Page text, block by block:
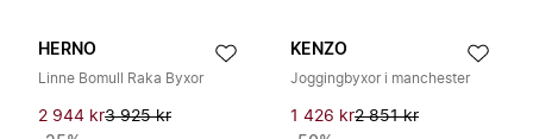
HERNO
Linne Bomull Raka Byxor
2 944 kr3 925 kr
KENZO
Joggingbyxor i manchester
1 426 kr2 851 kr